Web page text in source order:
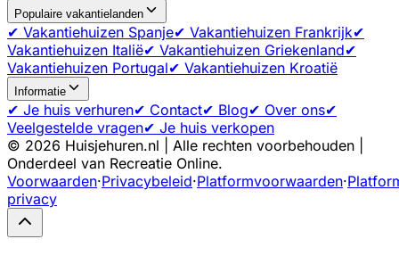
Populaire vakantielanden
✔ Vakantiehuizen Spanje✔ Vakantiehuizen Frankrijk✔
Vakantiehuizen Italië✔ Vakantiehuizen Griekenland✔
Vakantiehuizen Portugal✔ Vakantiehuizen Kroatië
Informatie
✔ Je huis verhuren✔ Contact✔ Blog✔ Over ons✔
Veelgestelde vragen✔ Je huis verkopen
© 2026 Huisjehuren.nl | Alle rechten voorbehouden |
Onderdeel van Recreatie Online.
Voorwaarden·Privacybeleid·Platformvoorwaarden·
privacy